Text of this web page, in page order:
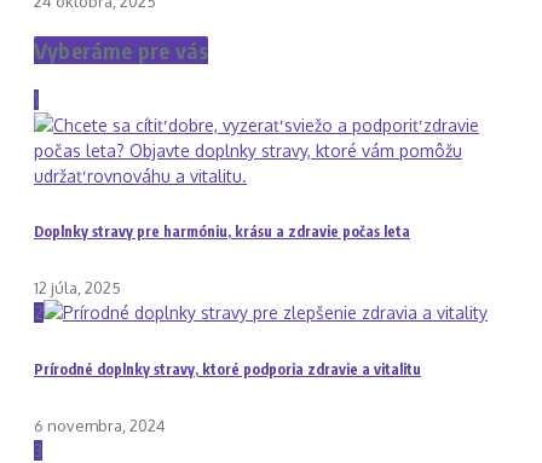
Vyberáme pre vás
1
Doplnky stravy pre harmóniu, krásu a zdravie počas leta
12 júla, 2025
2
Prírodné doplnky stravy, ktoré podporia zdravie a vitalitu
6 novembra, 2024
3